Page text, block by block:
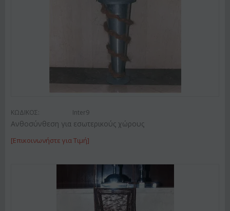
ΚΩΔΙΚΟΣ: Inter9
Ανθοσύνθεση για εσωτερικούς χώρους
[Επικοινωνήστε για Τιμή]